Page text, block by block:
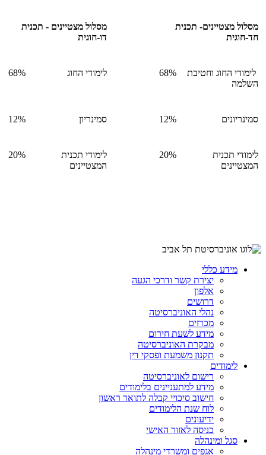
מסלול מצטיינים- תכנית
חד-חוגית
מסלול מצטיינים - תכנית
דו-חוגית
לימודי החוג וחטיבת
השלמה
68% לימודי החוג 68%
סמינריונים 12% סמינריון 12%
לימודי תכנית
המצטיינים
20%
לימודי תכנית
המצטיינים
20%
מידע כללי
יצירת קשר ודרכי הגעה
אלפון
דרושים
נהלי האוניברסיטה
מכרזים
מידע לשעת חירום
מבקרת האוניברסיטה
תקנון משמעת ופסקי דין
לימודים
רישום לאוניברסיטה
מידע למתעניינים בלימודים
חישוב סיכויי קבלה לתואר ראשון
לוח שנת הלימודים
ידיעונים
כניסה לאזור האישי
סגל ומינהלה
אגפים ומשרדי מינהלה